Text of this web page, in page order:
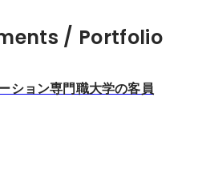
/ Portfolio
ション専門職大学の客員